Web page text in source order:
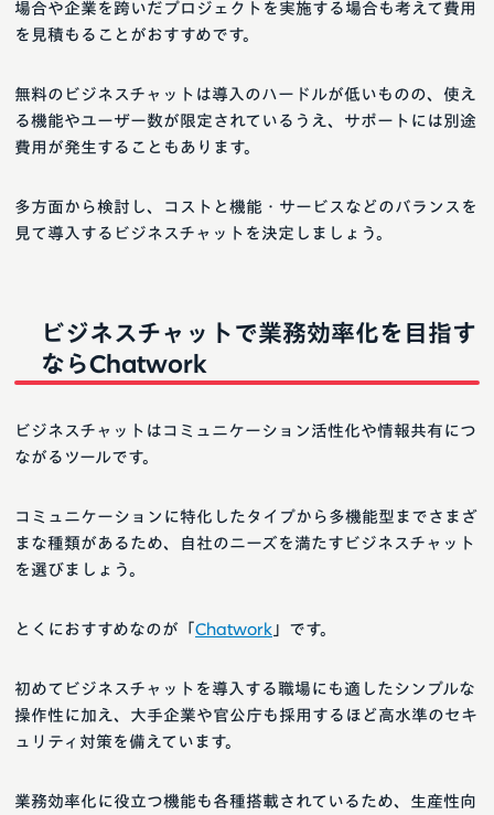
場合や企業を跨いだプロジェクトを実施する場合も考えて費用
を見積もることがおすすめです。
無料のビジネスチャットは導入のハードルが低いものの、使え
る機能やユーザー数が限定されているうえ、サポートには別途
費用が発生することもあります。
多方面から検討し、コストと機能・サービスなどのバランスを
見て導入するビジネスチャットを決定しましょう。
ビジネスチャットで業務効率化を目指す
ならChatwork
ビジネスチャットはコミュニケーション活性化や情報共有につ
ながるツールです。
コミュニケーションに特化したタイプから多機能型までさまざ
まな種類があるため、自社のニーズを満たすビジネスチャット
を選びましょう。
とくにおすすめなのが「 Chatwork 」です。
初めてビジネスチャットを導入する職場にも適したシンプルな
操作性に加え、大手企業や官公庁も採用するほど高水準のセキ
ュリティ対策を備えています。
業務効率化に役立つ機能も各種搭載されているため、生産性向